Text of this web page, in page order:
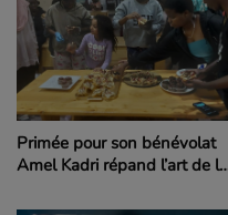
Primée pour son bénévolat
Amel Kadri répand l’art de la